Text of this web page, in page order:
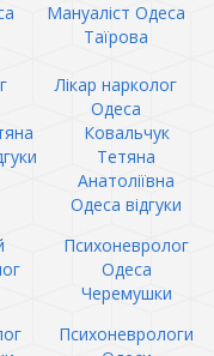
Мануаліст Одеса
Таїрова
Лікар нарколог
Одеса
Ковальчук
Тетяна
Анатоліївна
Одеса відгуки
Психоневролог
Одеса
Черемушки
Психоневрологи